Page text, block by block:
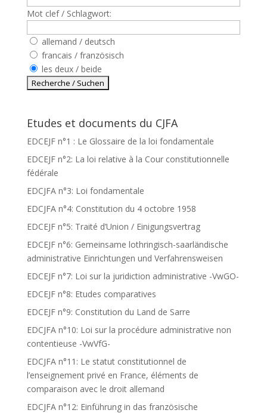
Mot clef / Schlagwort:
allemand / deutsch
francais / französisch
les deux / beide
Etudes et documents du CJFA
EDCEJF n°1 : Le Glossaire de la loi fondamentale
EDCEJF n°2: La loi relative à la Cour constitutionnelle
fédérale
EDCJFA n°3: Loi fondamentale
EDCJFA n°4: Constitution du 4 octobre 1958
EDCEJF n°5: Traité d’Union / Einigungsvertrag
EDCEJF n°6: Gemeinsame lothringisch-saarländische
administrative Einrichtungen und Verfahrensweisen
EDCEJF n°7: Loi sur la juridiction administrative -VwGO-
EDCEJF n°8: Etudes comparatives
EDCEJF n°9: Constitution du Land de Sarre
EDCJFA n°10: Loi sur la procédure administrative non
contentieuse -VwVfG-
EDCJFA n°11: Le statut constitutionnel de
l’enseignement privé en France, éléments de
comparaison avec le droit allemand
EDCJFA n°12: Einführung in das französische